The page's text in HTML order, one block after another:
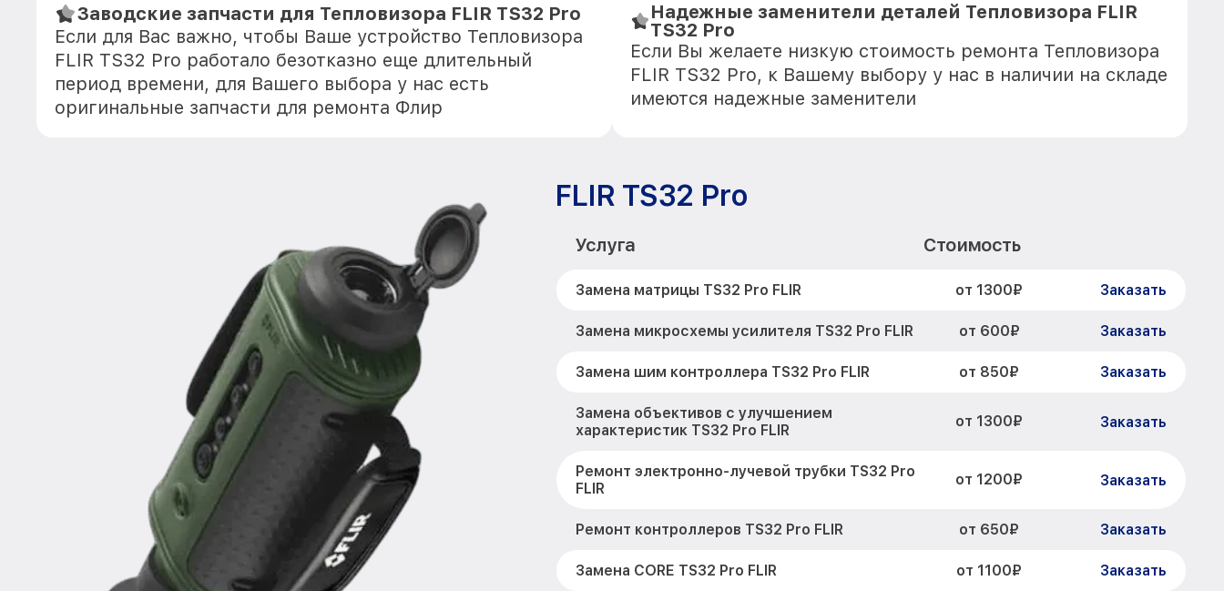
Заводские запчасти для Тепловизора FLIR TS32 Pro
Если для Вас важно, чтобы Ваше устройство Тепловизора
FLIR TS32 Pro работало безотказно еще длительный
период времени, для Вашего выбора у нас есть
оригинальные запчасти для ремонта Флир
Надежные заменители деталей Тепловизора FLIR
TS32 Pro
Если Вы желаете низкую стоимость ремонта Тепловизора
FLIR TS32 Pro, к Вашему выбору у нас в наличии на складе
имеются надежные заменители
FLIR TS32 Pro
Услуга Стоимость
Замена матрицы TS32 Pro FLIR от 1300₽ Заказать
Замена микросхемы усилителя TS32 Pro FLIR от 600₽ Заказать
Замена шим контроллера TS32 Pro FLIR от 850₽ Заказать
Замена объективов с улучшением
характеристик TS32 Pro FLIR
от 1300₽ Заказать
Ремонт электронно-лучевой трубки TS32 Pro
FLIR
от 1200₽ Заказать
Ремонт контроллеров TS32 Pro FLIR от 650₽ Заказать
Замена CORE TS32 Pro FLIR от 1100₽ Заказать